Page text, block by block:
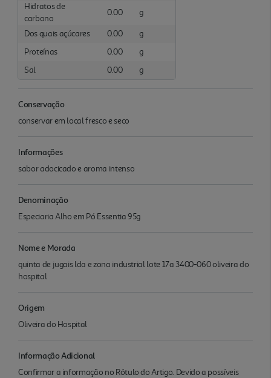
Hidratos de
carbono
0.00 g
Dos quais açúcares 0.00
g
Proteínas
0.00
g
Sal
0.00 g
Conservação
conservar em local fresco e seco
Informações
sabor adocicado e aroma intenso
Denominação
Especiaria Alho em Pó Essentia 95g
Nome e Morada
quinta de jugais lda e zona industrial lote 17a 3400-060 oliveira do
hospital
Origem
Oliveira do Hospital
Informação Adicional
Confirmar a informação no Rótulo do Artigo. Devido a possíveis